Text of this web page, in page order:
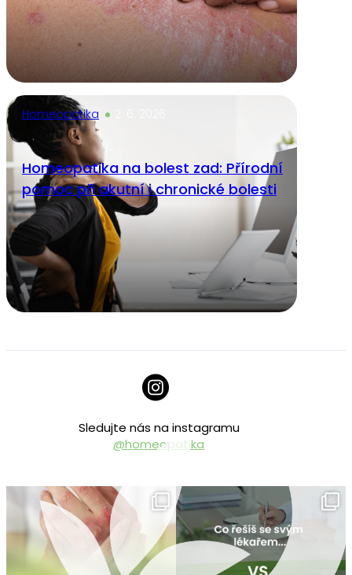
Homeopatika
Homeopatika na bolest zad: Přírodní
pomoc při akutní i chronické bolesti
Sledujte nás na instagramu
@homeopatika
homeopatika.cz
Čvc 25
homeopatika.cz
Čvc 16